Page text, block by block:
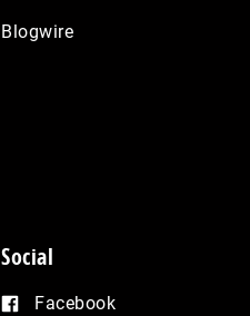
Blogwire
Social
Facebook